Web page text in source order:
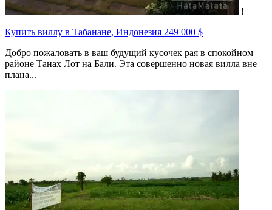
!
Купить виллу в Табанане, Индонезия 249 000 $
Добро пожаловать в ваш будущий кусочек рая в спокойном
районе Танах Лот на Бали. Эта совершенно новая вилла вне
плана...